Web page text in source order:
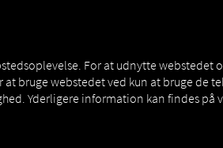
For at udnytte webstedet
bruge webstedet ved kun at bruge de
Yderligere information kan findes på